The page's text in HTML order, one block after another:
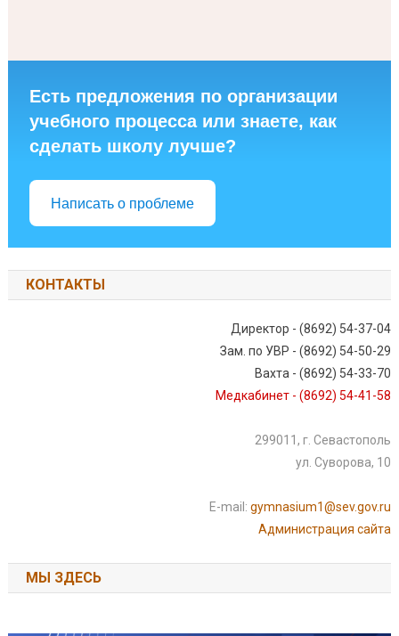
Есть предложения по организации
учебного процесса или знаете, как
сделать школу лучше?
Написать о проблеме
КОНТАКТЫ
Директор - (8692) 54-37-04
Зам. по УВР - (8692) 54-50-29
Вахта - (8692) 54-33-70
Медкабинет - (8692) 54-41-58
299011, г. Севастополь
ул. Суворова, 10
E-mail:gymnasium1@sev.gov.ru
Администрация сайта
МЫ ЗДЕСЬ